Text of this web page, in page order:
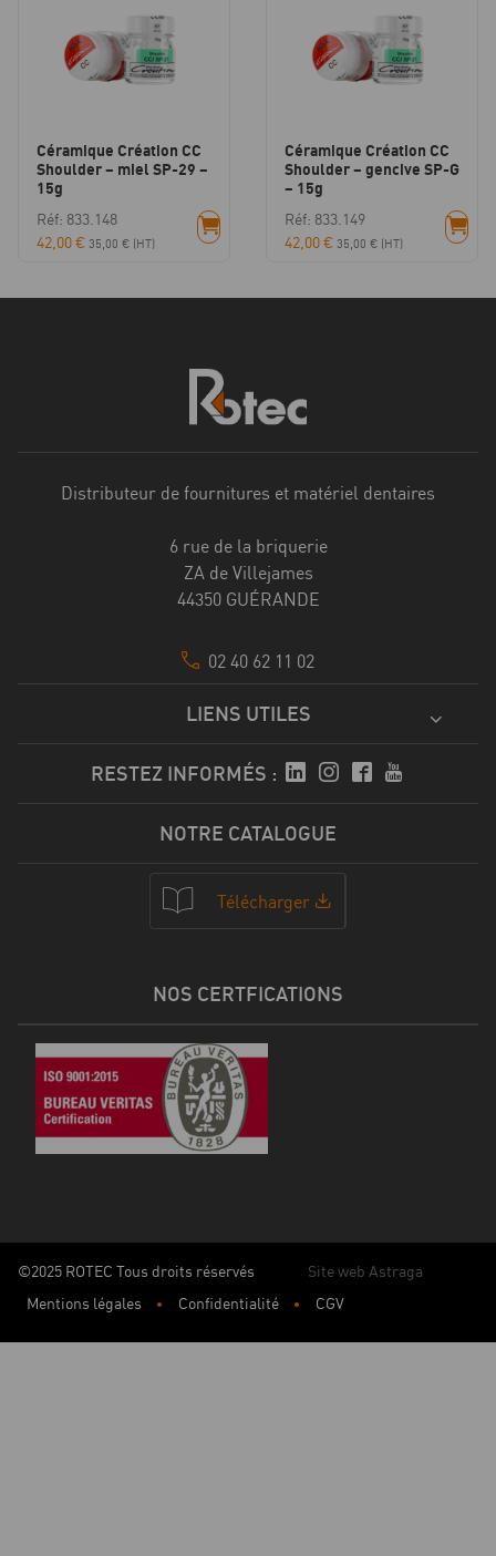
Céramique Création CC
Shoulder – miel SP-29 –
15g
Réf: 833.148
42,00€ 35,00 € (HT)
Céramique Création CC
Shoulder – gencive SP-G
– 15g
Réf: 833.149
42,00€ 35,00 € (HT)
Distributeur de fournitures et matériel dentaires
6 rue de la briquerie
ZA de Villejames
44350 GUÉRANDE
02 40 62 11 02
LIENS UTILES
RESTEZ INFORMÉS :
NOTRE CATALOGUE
Télécharger
NOS CERTFICATIONS
©2025 ROTEC Tous droits réservés
Site web Astraga
Mentions légales
Confidentialité CGV